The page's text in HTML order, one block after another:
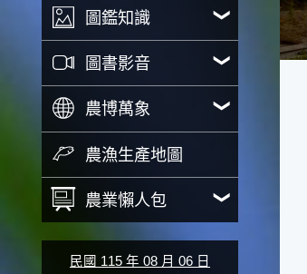
圖鑑知識
圖書影音
農博萬象
農漁生產地圖
農業懶人包
民國 115 年 08 月 06 日